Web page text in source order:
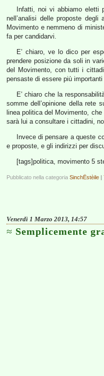
Infatti, noi vi abbiamo eletti
nell’analisi delle proposte
Movimento e nemmeno di
fa per candidarvi.
E’ chiaro, ve lo dico per
prendere posizione da soli in
del Movimento, con tutti i
pensaste di essere più
E’ chiaro che la
somme dell’opinione della rete
linea politica del Movimento,
sarà lui a consultare i cittadini,
Invece di pensare a queste
e proposte, e gli indirizzi per
[tags]politica, movimento 5
Pubblicato nella categoria SinchËstèile |
Venerdì 1 Marzo 2013, 14:57
Semplicemente